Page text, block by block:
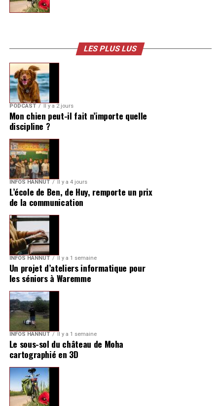
LES PLUS LUS
PODCAST Il y a 2 jours
Mon chien peut-il fait n’importe quelle
discipline ?
INFOS HANNUT Il y a 4 jours
L’école de Ben, de Huy, remporte un prix
de la communication
INFOS HANNUT Il y a 1 semaine
Un projet d’ateliers informatique pour
les séniors à Waremme
INFOS HANNUT Il y a 1 semaine
Le sous-sol du château de Moha
cartographié en 3D